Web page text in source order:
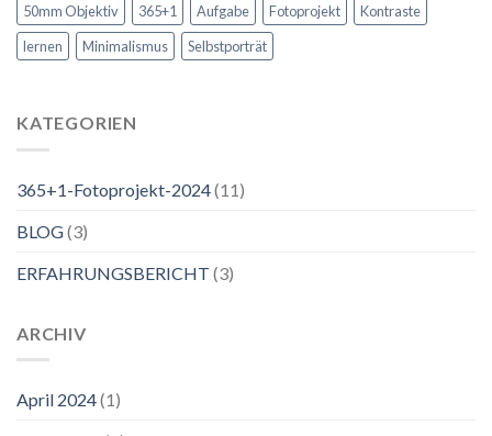
50mm Objektiv 365+1 Aufgabe Fotoprojekt
Kontraste
lernen
Minimalismus Selbstporträt
KATEGORIEN
365+1-Fotoprojekt-2024(11)
BLOG(3)
ERFAHRUNGSBERICHT (3)
ARCHIV
April 2024(1)